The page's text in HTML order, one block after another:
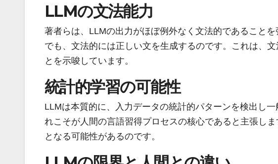
LLMの文法能力
著者らは、LLMの出力がほぼ例外なく文法的であること
でも、文法的には正しい文を生成するのです。これは、
とを示唆しています。
統計的学習の可能性
LLMは本質的に、入力データの統計的パターンを検出し
れこそが人間の言語習得プロセスの核心であると主張し
となる可能性があるのです。